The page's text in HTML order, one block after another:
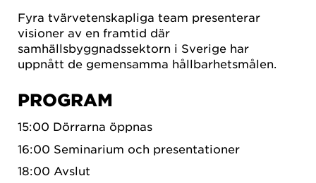
Fyra tvärvetenskapliga team presenterar
visioner av en framtid där
samhällsbyggnadssektorn i Sverige har
uppnått de gemensamma hållbarhetsmålen.
PROGRAM
15:00 Dörrarna öppnas
16:00 Seminarium och presentationer
18:00 Avslut